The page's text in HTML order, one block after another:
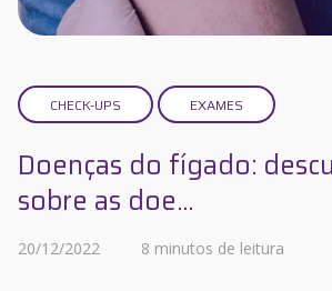
CHECK-UPS EXAMES
Doenças do fígado:
sobre as doe...
20/12/2022 8 minutos de leitura